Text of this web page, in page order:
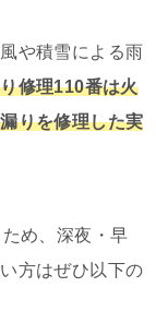
や積雪による雨
修理110番は火
りを修理した実
め、深夜・早
方はぜひ以下の